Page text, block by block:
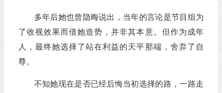
多年后她也曾隐晦说出，当年的言论是节目组为
了收视效果而借她造势，并非其本意。但作为成年
人，最终她选择了站在利益的天平那端，舍弃了自
尊。
不知她现在是否已经后悔当初选择的路，一路走